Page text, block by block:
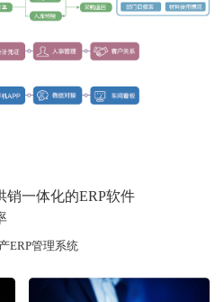
销一体化的ERP软件
ERP管理系统